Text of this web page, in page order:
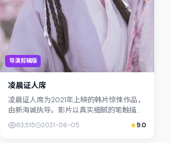
导演剪辑版
凌晨证人席
凌晨证人席为2021年上映的韩片惊悚作品，
由新海诚执导。影片以真实细腻的笔触描写
普通人处境，柯震东与桂纶镁的对手戏张力
十足，情节层层推进，适合关...
83,515 2021-06-05 9.0